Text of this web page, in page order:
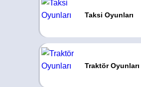
Taksi Oyunları
Traktör Oyunları